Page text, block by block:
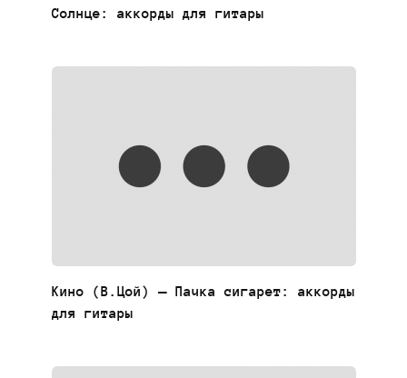
Солнце: аккорды для гитары
Кино (В.Цой) — Пачка сигарет: аккорды
для гитары